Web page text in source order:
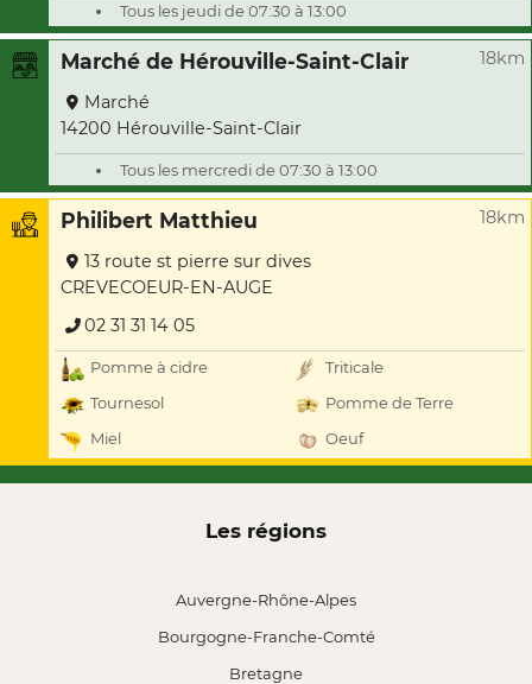
Tous les jeudi de 07:30 à 13:00
Marché de Hérouville-Saint-Clair 18km
Marché
14200 Hérouville-Saint-Clair
Tous les mercredi de 07:30 à 13:00
Philibert Matthieu 18km
13 route st pierre sur dives
CREVECOEUR-EN-AUGE
02 31 31 14 05
Pomme à cidre
Triticale
Tournesol
Pomme de Terre
Miel
Oeuf
Les régions
Auvergne-Rhône-Alpes
Bourgogne-Franche-Comté
Bretagne